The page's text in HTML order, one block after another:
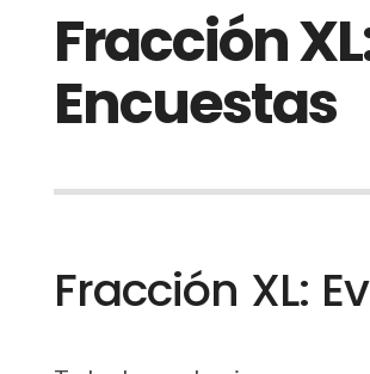
Fracción
Encuestas
Fracción XL: